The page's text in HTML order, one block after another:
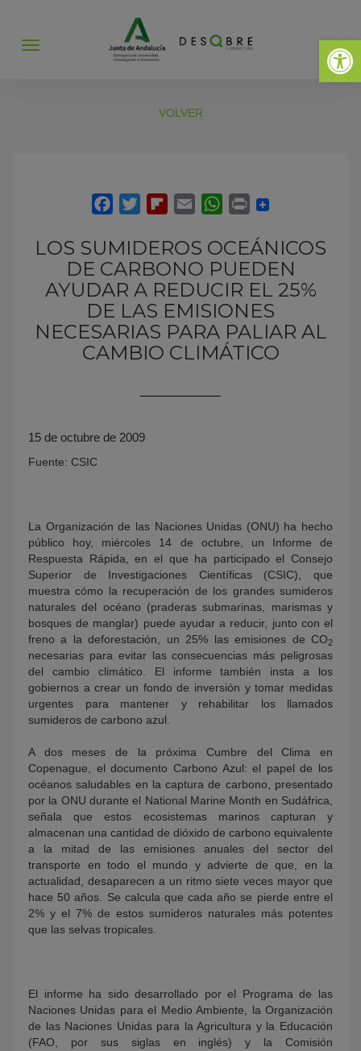
Abrir
Abrir
VOLVER
LOS SUMIDEROS OCEÁNICOS
DE CARBONO PUEDEN
AYUDAR A REDUCIR EL 25%
DE LAS EMISIONES
NECESARIAS PARA PALIAR AL
CAMBIO CLIMÁTICO
15 de octubre de 2009
Fuente: CSIC
La Organización de las Naciones Unidas (ONU) ha hecho
público hoy, miércoles 14 de octubre, un Informe de
Respuesta Rápida, en el que ha participado el Consejo
Superior de Investigaciones Científicas (CSIC), que
muestra cómo la recuperación de los grandes sumideros
naturales del océano (praderas submarinas, marismas y
bosques de manglar) puede ayudar a reducir, junto con el
freno a la deforestación, un 25% las emisiones de CO2
necesarias para evitar las consecuencias más peligrosas
del cambio climático. El informe también insta a los
gobiernos a crear un fondo de inversión y tomar medidas
urgentes para mantener y rehabilitar los llamados
sumideros de carbono azul.
A dos meses de la próxima Cumbre del Clima en
Copenague, el documento Carbono Azul: el papel de los
océanos saludables en la captura de carbono, presentado
por la ONU durante el National Marine Month en Sudáfrica,
señala que estos ecosistemas marinos capturan y
almacenan una cantidad de dióxido de carbono equivalente
a la mitad de las emisiones anuales del sector del
transporte en todo el mundo y advierte de que, en la
actualidad, desaparecen a un ritmo siete veces mayor que
hace 50 años. Se calcula que cada año se pierde entre el
2% y el 7% de estos sumideros naturales más potentes
que las selvas tropicales.
El informe ha sido desarrollado por el Programa de las
Naciones Unidas para el Medio Ambiente, la Organización
de las Naciones Unidas para la Agricultura y la Educación
(FAO, por sus siglas en inglés) y la Comisión